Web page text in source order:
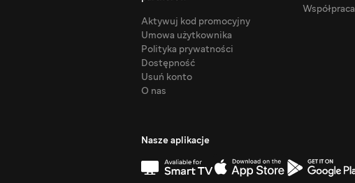
Aktywuj kod promocyjny
Umowa użytkownika
Polityka prywatności
Dostępność
Usuń konto
O nas
Współpraca
Nasze aplikacje